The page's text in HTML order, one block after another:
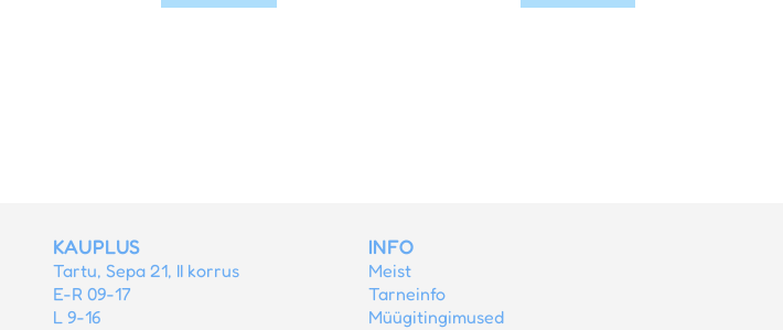
KAUPLUS
Tartu, Sepa 21, II korrus
E-R 09-17
L 9-16
INFO
Meist
Tarneinfo
Müügitingimused